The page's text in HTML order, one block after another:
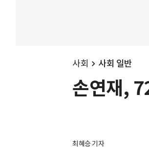
사회 사회 일반
손연재,
최혜승 기자